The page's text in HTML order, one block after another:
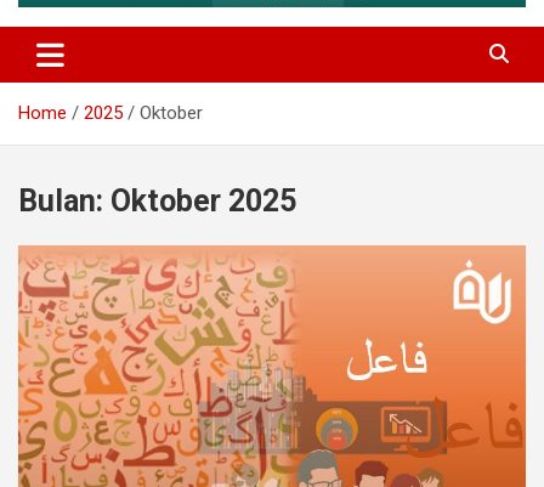
Home 2025 Oktober
Bulan: Oktober 2025